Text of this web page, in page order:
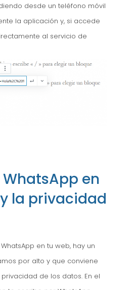
desde un teléfono móvil
la aplicación y, si accede
al servicio de
en
la privacidad
en tu web, hay un
por alto y que conviene
de los datos. En el